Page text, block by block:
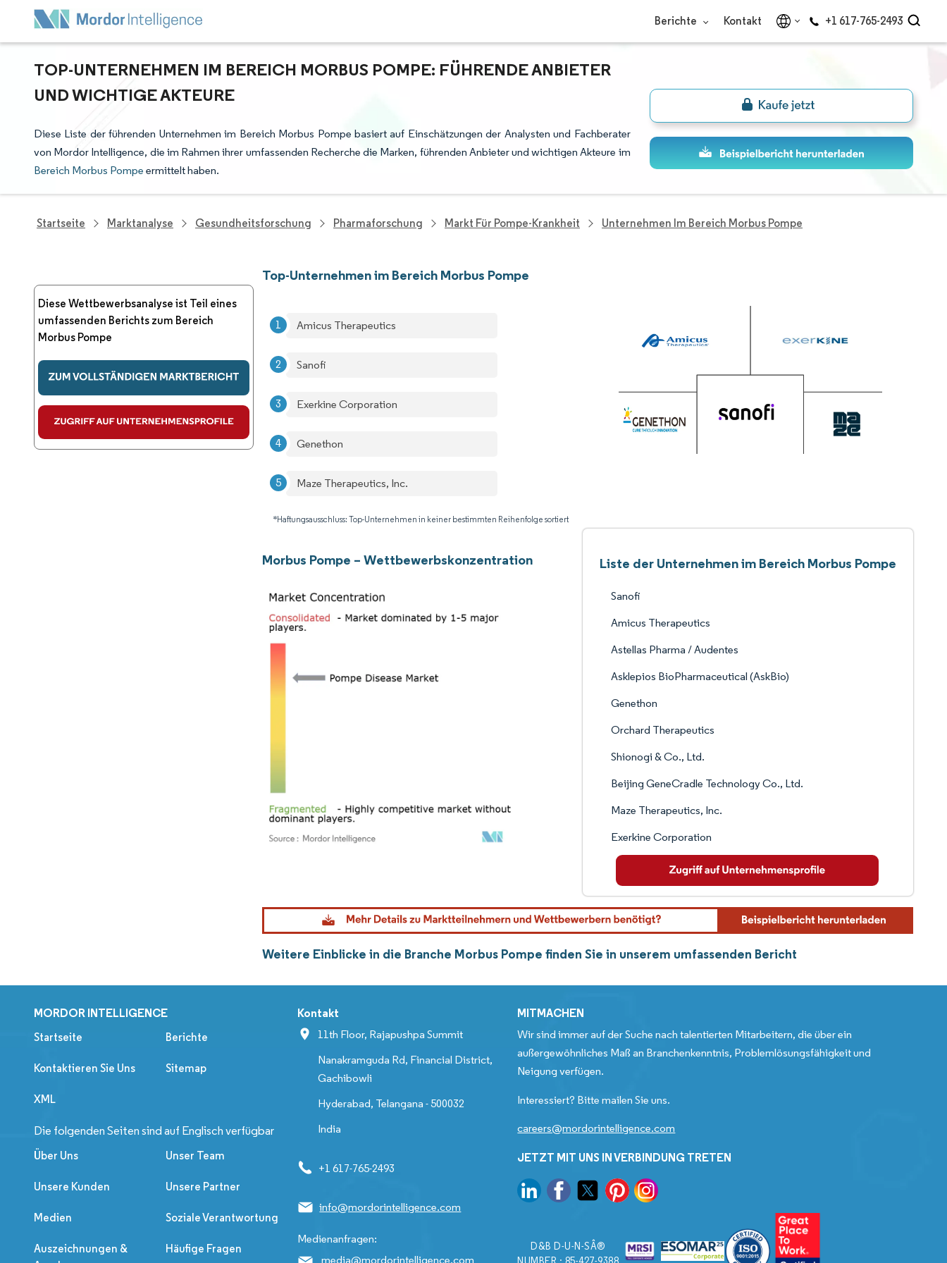
Berichte Kontakt +1 617-765-2493
TOP-UNTERNEHMEN IM BEREICH MORBUS POMPE: FÜHRENDE ANBIETER
UND WICHTIGE AKTEURE
Diese Liste der führenden Unternehmen im Bereich Morbus Pompe basiert auf Einschätzungen der Analysten und Fachberater
von Mordor Intelligence, die im Rahmen ihrer umfassenden Recherche die Marken, führenden Anbieter und wichtigen Akteure im
Bereich Morbus Pompe ermittelt haben.
Startseite Marktanalyse Gesundheitsforschung Pharmaforschung Markt Für Pompe-Krankheit Unternehmen Im Bereich Morbus Pompe
Diese Wettbewerbsanalyse ist Teil eines
umfassenden Berichts zum Bereich
Morbus Pompe
Top-Unternehmen im Bereich Morbus Pompe
Amicus Therapeutics
Sanofi
Exerkine Corporation
Genethon
Maze Therapeutics, Inc.
*Haftungsausschluss: Top-Unternehmen in keiner bestimmten Reihenfolge sortiert
Morbus Pompe – Wettbewerbskonzentration Liste der Unternehmen im Bereich Morbus Pompe
Sanofi
Amicus Therapeutics
Astellas Pharma / Audentes
Asklepios BioPharmaceutical (AskBio)
Genethon
Orchard Therapeutics
Shionogi & Co., Ltd.
Beijing GeneCradle Technology Co., Ltd.
Maze Therapeutics, Inc.
Exerkine Corporation
Weitere Einblicke in die Branche Morbus Pompe finden Sie in unserem umfassenden Bericht
MORDOR INTELLIGENCE
Startseite Berichte
Kontaktieren Sie Uns Sitemap
XML
Die folgenden Seiten sind auf Englisch verfügbar
Über Uns Unser Team
Unsere Kunden Unsere Partner
Medien Soziale Verantwortung
Auszeichnungen &
Häufige Fragen
Kontakt
11th Floor, Rajapushpa Summit
Nanakramguda Rd, Financial District,
Gachibowli
Hyderabad, Telangana - 500032
India
+1 617-765-2493
info@mordorintelligence.com
Medienanfragen:
media@mordorintelligence.com
MITMACHEN
Wir sind immer auf der Suche nach talentierten Mitarbeitern, die über ein
außergewöhnliches Maß an Branchenkenntnis, Problemlösungsfähigkeit und
Neigung verfügen.
Interessiert? Bitte mailen Sie uns.
careers@mordorintelligence.com
JETZT MIT UNS IN VERBINDUNG TRETEN
D&B D-U-N-SÂ®